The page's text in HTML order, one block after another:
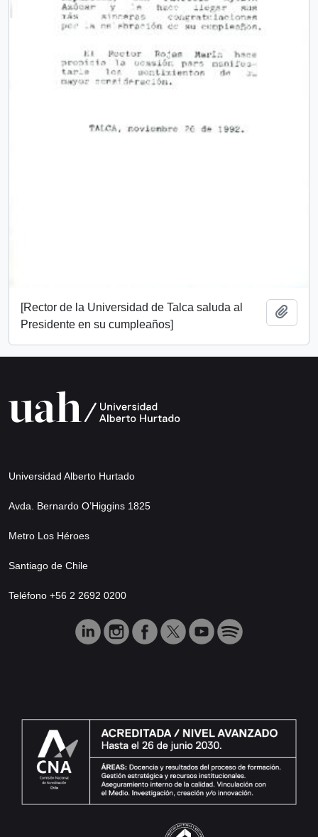
[Rector de la Universidad de Talca saluda al
Presidente en su cumpleaños]
Universidad Alberto Hurtado
Avda. Bernardo O’Higgins 1825
Metro Los Héroes
Santiago de Chile
Teléfono +56 2 2692 0200